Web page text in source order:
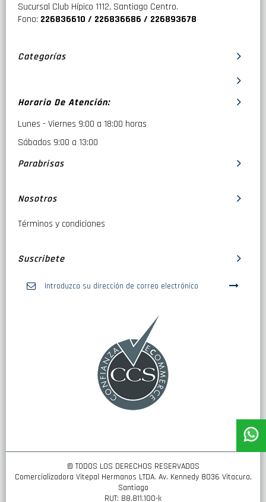
Sucursal Club Hípico 1112, Santiago Centro.
Fono: 226836610 / 226836686 / 226893678
Categorías
Horario De Atención:
Lunes - Viernes 9:00 a 18:00 horas
Sábados 9:00 a 13:00
Parabrisas
Nosotros
Términos y condiciones
Suscribete
© TODOS LOS DERECHOS RESERVADOS
Comercializadora Vitepal Hermanos LTDA. Av. Kennedy 8036 Vitacura,
Santiago
RUT: 88.811.100-k